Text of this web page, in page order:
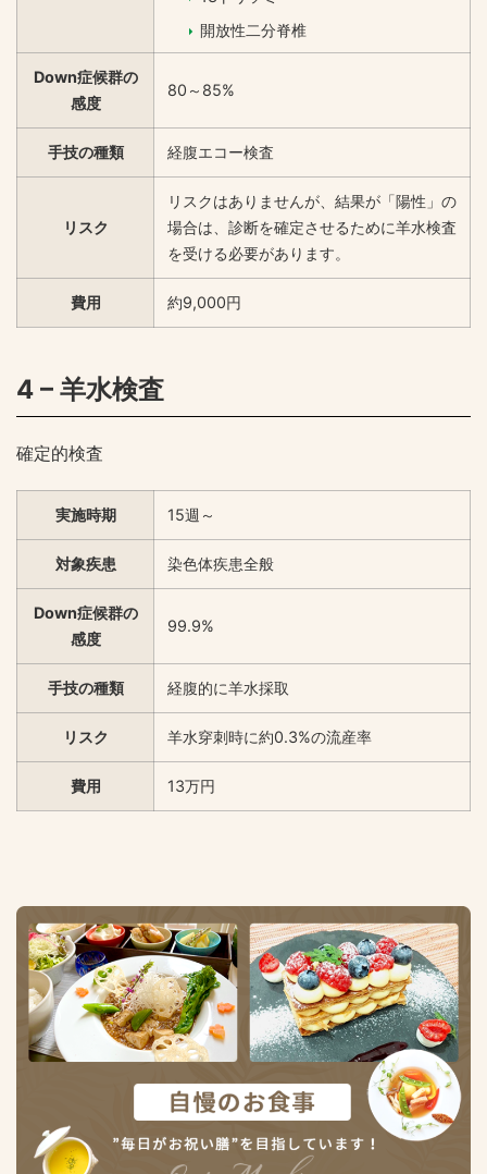
開放性二分脊椎
Down症候群の
感度
80～85%
手技の種類 経腹エコー検査
リスク
リスクはありませんが、結果が「陽性」の
場合は、診断を確定させるために羊水検査
を受ける必要があります。
費用 約9,000円
4 – 羊水検査
確定的検査
実施時期 15週～
対象疾患 染色体疾患全般
Down症候群の
感度
99.9%
手技の種類 経腹的に羊水採取
リスク 羊水穿刺時に約0.3%の流産率
費用 13万円